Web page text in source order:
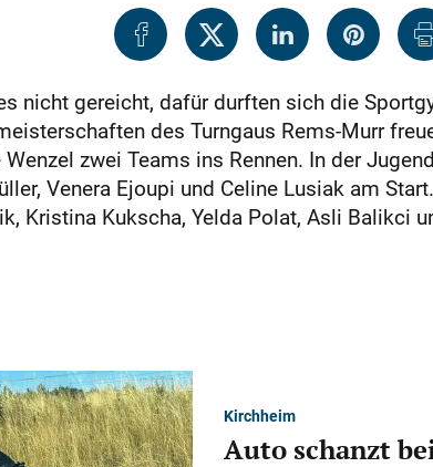
nicht gereicht, dafür durften sich die
des Turngaus Rems-Murr
zwei Teams ins Rennen. In der
Venera Ejoupi und Celine Lusiak am
Kristina Kukscha, Yelda Polat, Asli Balikci
Kirchheim
Auto schanzt